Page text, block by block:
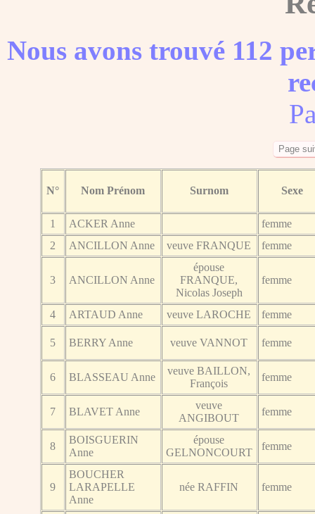
Nous avons trouvé 112
N° Nom Prénom Surnom Sexe
1 ACKER Anne
femme
2
ANCILLON Anne veuve FRANQUE femme
3 ANCILLON Anne
épouse
FRANQUE,
Nicolas Joseph
femme
4 ARTAUD Anne veuve LAROCHE femme
5 BERRY Anne veuve VANNOT femme
6 BLASSEAU Anne
veuve BAILLON,
François
femme
7 BLAVET Anne
veuve
ANGIBOUT
femme
8
BOISGUERIN
Anne
épouse
GELNONCOURT
femme
9
BOUCHER
LARAPELLE
Anne
née RAFFIN femme